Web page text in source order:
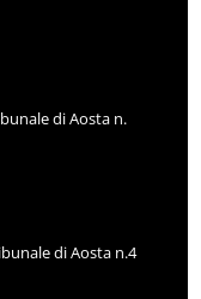
di Aosta n.
di Aosta n.4